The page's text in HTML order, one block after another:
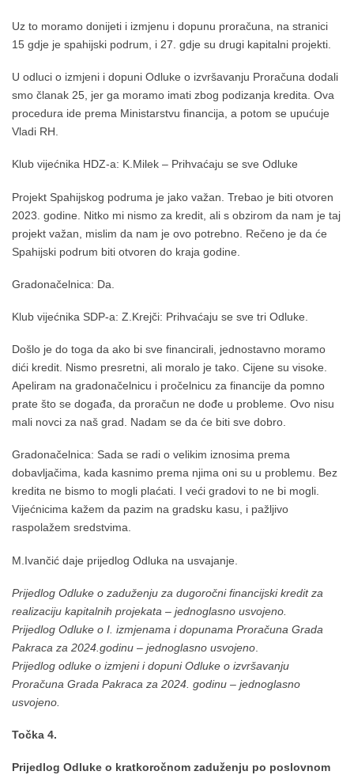
Uz to moramo donijeti i izmjenu i dopunu proračuna, na stranici
15 gdje je spahijski podrum, i 27. gdje su drugi kapitalni projekti.
U odluci o izmjeni i dopuni Odluke o izvršavanju Proračuna dodali
smo članak 25, jer ga moramo imati zbog podizanja kredita. Ova
procedura ide prema Ministarstvu financija, a potom se upućuje
Vladi RH.
Klub vijećnika HDZ-a: K.Milek – Prihvaćaju se sve Odluke
Projekt Spahijskog podruma je jako važan. Trebao je biti otvoren
2023. godine. Nitko mi nismo za kredit, ali s obzirom da nam je taj
projekt važan, mislim da nam je ovo potrebno. Rečeno je da će
Spahijski podrum biti otvoren do kraja godine.
Gradonačelnica: Da.
Klub vijećnika SDP-a: Z.Krejči: Prihvaćaju se sve tri Odluke.
Došlo je do toga da ako bi sve financirali, jednostavno moramo
dići kredit. Nismo presretni, ali moralo je tako. Cijene su visoke.
Apeliram na gradonačelnicu i pročelnicu za financije da pomno
prate što se događa, da proračun ne dođe u probleme. Ovo nisu
mali novci za naš grad. Nadam se da će biti sve dobro.
Gradonačelnica: Sada se radi o velikim iznosima prema
dobavljačima, kada kasnimo prema njima oni su u problemu. Bez
kredita ne bismo to mogli plaćati. I veći gradovi to ne bi mogli.
Vijećnicima kažem da pazim na gradsku kasu, i pažljivo
raspolažem sredstvima.
M.Ivančić daje prijedlog Odluka na usvajanje.
Prijedlog Odluke o zaduženju za dugoročni financijski kredit za
realizaciju kapitalnih projekata – jednoglasno usvojeno.
Prijedlog Odluke o I. izmjenama i dopunama Proračuna Grada
Pakraca za 2024.godinu – jednoglasno usvojeno
Prijedlog odluke o izmjeni i dopuni Odluke o izvršavanju
Proračuna Grada Pakraca za 2024. godinu – jednoglasno
usvojeno.
Točka 4.
Prijedlog Odluke o kratkoročnom zaduženju po poslovnom